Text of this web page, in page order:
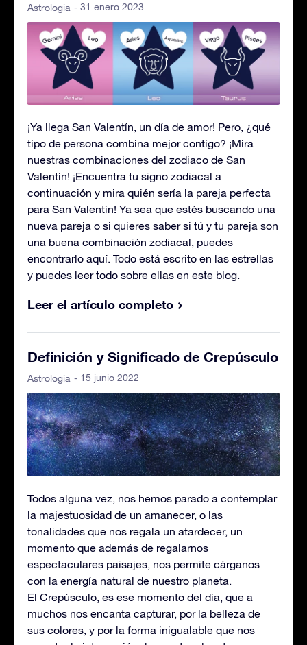
Astrologia - 31 enero 2023
¡Ya llega San Valentín, un día de amor! Pero, ¿qué
tipo de persona combina mejor contigo? ¡Mira
nuestras combinaciones del zodiaco de San
Valentín! ¡Encuentra tu signo zodiacal a
continuación y mira quién sería la pareja perfecta
para San Valentín! Ya sea que estés buscando una
nueva pareja o si quieres saber si tú y tu pareja son
una buena combinación zodiacal, puedes
encontrarlo aquí. Todo está escrito en las estrellas
y puedes leer todo sobre ellas en este blog.
Leer el artículo completo
Definición y Significado de Crepúsculo
Astrologia - 15 junio 2022
Todos alguna vez, nos hemos parado a contemplar
la majestuosidad de un amanecer, o las
tonalidades que nos regala un atardecer, un
momento que además de regalarnos
espectaculares paisajes, nos permite cárganos
con la energía natural de nuestro planeta.
El Crepúsculo, es ese momento del día, que a
muchos nos encanta capturar, por la belleza de
sus colores, y por la forma inigualable que nos